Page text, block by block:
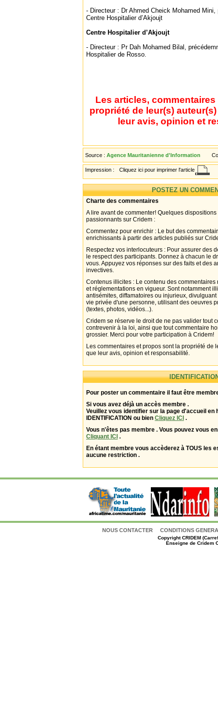
‐ Directeur : Dr Ahmed Cheick Mohamed
Centre Hospitalier d’Akjoujt
Centre Hospitalier d’Akjoujt
‐ Directeur : Pr Dah Mohamed Bilal,
Hospitalier de Rosso.
Les articles,
propriété de leur(s)
leur avis, opinion et
Source : Agence Mauritanienne d'Information
Impression : Cliquez ici pour imprimer l'article
POSTEZ UN
Charte des commentaires
A lire avant de commenter! Quelques
passionnants sur Cridem :
Commentez pour enrichir : Le but des
enrichissants à partir des articles publiés sur
Respectez vos interlocuteurs : Pour assurer des
le respect des participants. Donnez à chacun le
vous. Appuyez vos réponses sur des faits et des
invectives.
Contenus illicites : Le contenu des
et réglementations en vigueur. Sont notamment
antisémites, diffamatoires ou injurieux,
vie privée d'une personne, utilisant des oeuvres
(textes, photos, vidéos...).
Cridem se réserve le droit de ne pas valider tout
contrevenir à la loi, ainsi que tout commentaire
grossier. Merci pour votre participation à Cridem!
Les commentaires et propos sont la propriété de
que leur avis, opinion et responsabilité.
Pour poster un commentaire il faut être
Si vous avez déjà un accès membre .
Veuillez vous identifier sur la page d'accueil en
IDENTIFICATION ou bien Cliquez ICI .
Vous n'êtes pas membre . Vous pouvez vous
Cliquant ICI .
En étant membre vous accèderez à TOUS les
aucune restriction .
NOUS CONTACTER CONDITIONS
CopyrightCRIDEM
Enseigne de Cridem